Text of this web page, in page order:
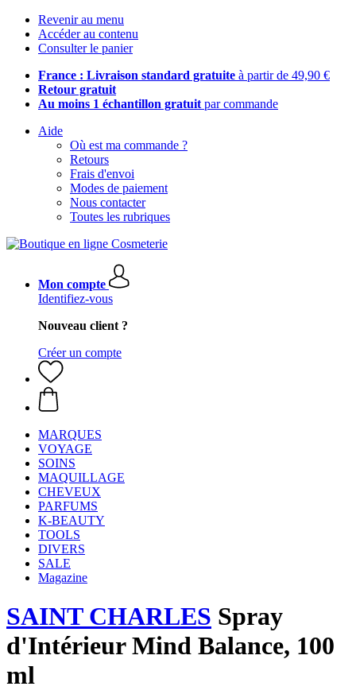
Revenir au menu
Accéder au contenu
Consulter le panier
France : Livraison standard gratuite à partir de 49,90 €
Retour gratuit
Au moins 1 échantillon gratuit par commande
Aide
Où est ma commande ?
Retours
Frais d'envoi
Modes de paiement
Nous contacter
Toutes les rubriques
Mon compte
Identifiez-vous
Nouveau client ?
Créer un compte
MARQUES
VOYAGE
SOINS
MAQUILLAGE
CHEVEUX
PARFUMS
K-BEAUTY
TOOLS
DIVERS
SALE
Magazine
SAINT CHARLES Spray
d'Intérieur Mind Balance, 100
ml